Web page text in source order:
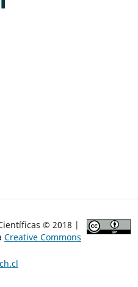
© 2018 |
Creative Commons